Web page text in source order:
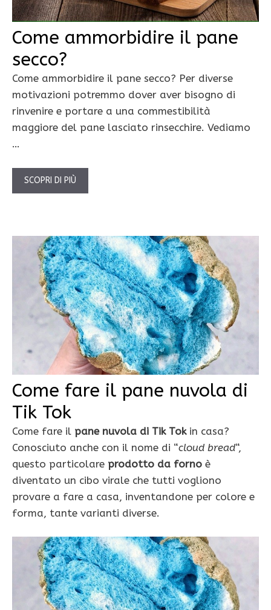
Come ammorbidire il pane
secco?
Come ammorbidire il pane secco? Per diverse
motivazioni potremmo dover aver bisogno di
rinvenire e portare a una commestibilità
maggiore del pane lasciato rinsecchire. Vediamo
…
SCOPRI DI PIÙ
Come fare il pane nuvola di
Tik Tok
Come fare il pane nuvola di Tik Tokin casa?
Conosciuto anche con il nome di “cloud bread“,
questo particolare prodotto da forno è
diventato un cibo virale che tutti vogliono
provare a fare a casa, inventandone per colore e
forma, tante varianti diverse.